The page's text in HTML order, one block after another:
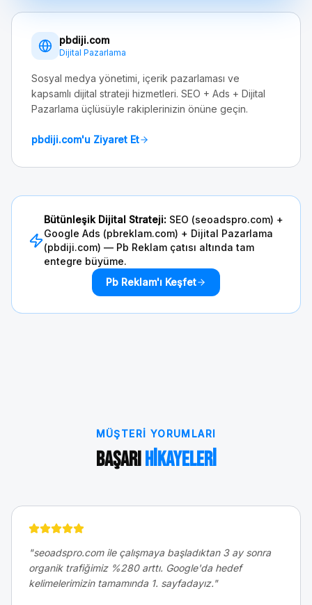
pbdiji.com
Dijital Pazarlama
Sosyal medya yönetimi, içerik pazarlaması ve
kapsamlı dijital strateji hizmetleri. SEO + Ads + Dijital
Pazarlama üçlüsüyle rakiplerinizin önüne geçin.
pbdiji.com'u Ziyaret Et
Bütünleşik Dijital Strateji: SEO (seoadspro.com) +
Google Ads (pbreklam.com) + Dijital Pazarlama
(pbdiji.com) — Pb Reklam çatısı altında tam
entegre büyüme.
Pb Reklam'ı Keşfet
MÜŞTERI YORUMLARI
BaşarıHikayeleri
"seoadspro.com ile çalışmaya başladıktan 3 ay sonra
organik trafiğimiz %280 arttı. Google'da hedef
kelimelerimizin tamamında 1. sayfadayız."